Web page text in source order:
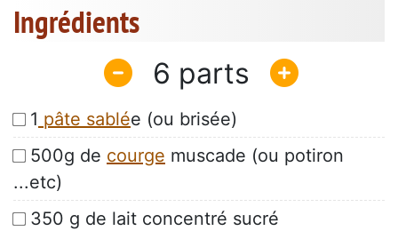
Ingrédients
6
1 pâte sablée (ou brisée)
500g de courge muscade (ou potiron
...etc)
350 g de lait concentré sucré